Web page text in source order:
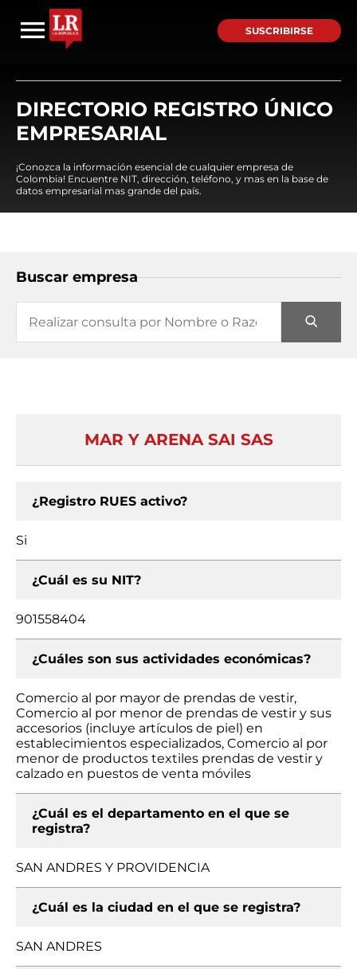
SUSCRIBIRSE
DIRECTORIO REGISTRO ÚNICO
EMPRESARIAL
¡Conozca la información esencial de cualquier empresa de
Colombia! Encuentre NIT, dirección, teléfono, y mas en la base de
datos empresarial mas grande del país.
Buscar empresa
MAR Y ARENA SAI SAS
¿Registro RUES activo?
Si
¿Cuál es su NIT?
901558404
¿Cuáles son sus actividades económicas?
Comercio al por mayor de prendas de vestir,
Comercio al por menor de prendas de vestir y sus
accesorios (incluye artículos de piel) en
establecimientos especializados, Comercio al por
menor de productos textiles prendas de vestir y
calzado en puestos de venta móviles
¿Cuál es el departamento en el que se
registra?
SAN ANDRES Y PROVIDENCIA
¿Cuál es la ciudad en el que se registra?
SAN ANDRES